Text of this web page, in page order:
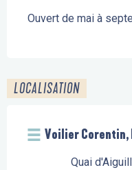
Ouvert de mai à
LOCALISATION
Voilier Corentin,
Quai